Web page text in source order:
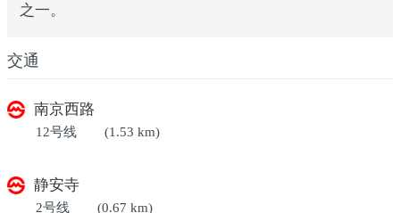
之一。
交通
南京西路
12号线 (1.53 km)
静安寺
2号线 (0.67 km)